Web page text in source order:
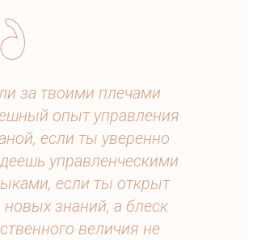
за твоими плечами
опыт управления
если ты уверенно
управленческими
если ты открыт
новых знаний, а блеск
величия не